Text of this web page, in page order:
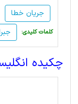
جریان خطا
:کلمات کلیدی
چکیده